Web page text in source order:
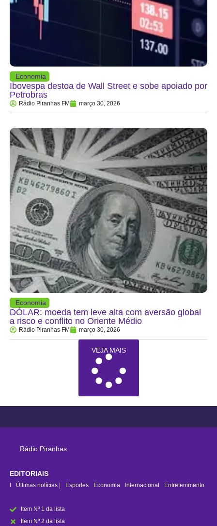
Economia
Ibovespa destoa de Wall Street e sobe apoiado por
Petrobras
Rádio Piranhas FM março 30, 2026
Economia
DÓLAR: moeda tem leve alta com aversão global
a risco e conflito no Oriente Médio
Rádio Piranhas FM março 30, 2026
VEJA MAIS
Rádio Piranhas
EDITORIAIS
Últimas notícias | Esportes Economia Internacional Entretenimento
Item Nº 1 da lista
Item Nº 2 da lista